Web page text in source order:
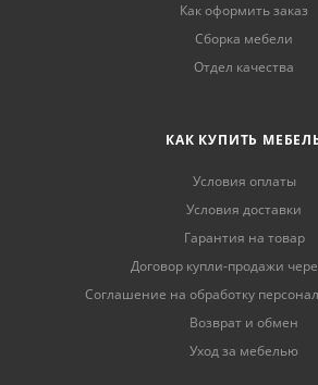
Как оформить заказ
Сборка мебели
Отдел качества
КАК КУПИТЬ
Условия оплаты
Условия доставки
Гарантия на товар
Договор купли-продажи
Соглашение на обработку
Возврат и обмен
Уход за мебелью